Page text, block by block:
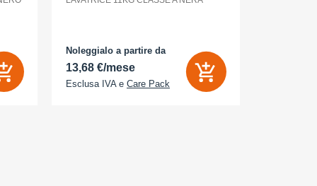
Noleggialo a partire da
13,68 €/mese
Esclusa IVA e Care Pack